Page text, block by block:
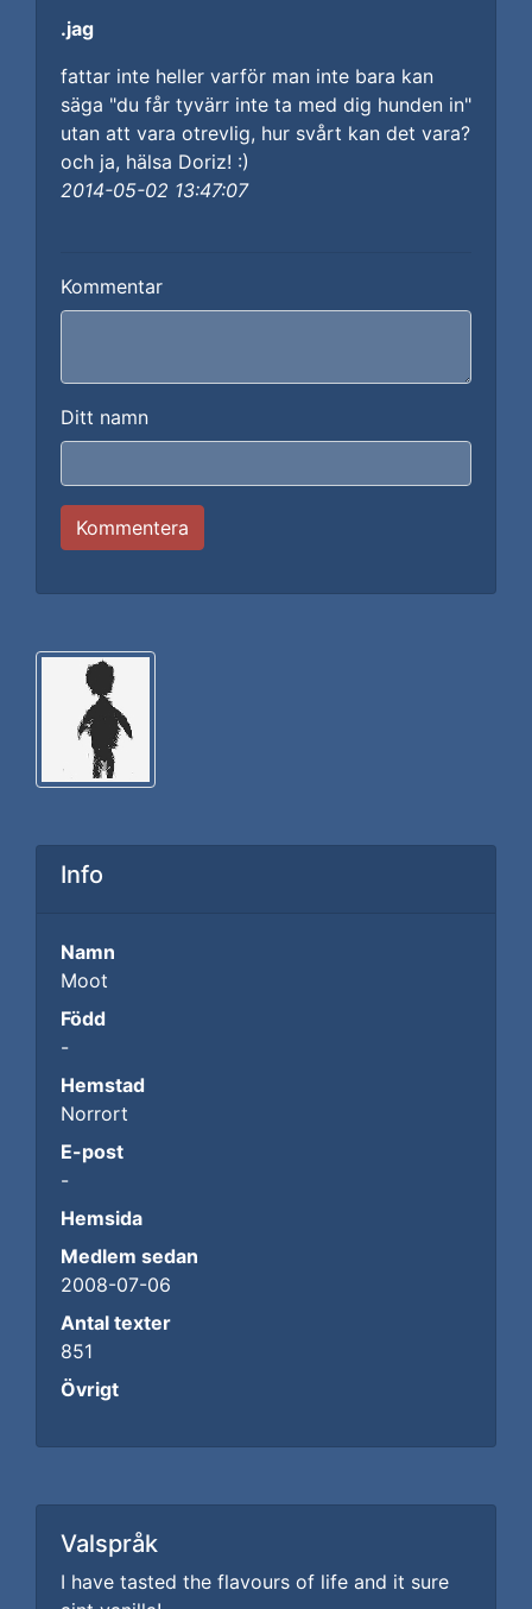
.jag
fattar inte heller varför man inte bara kan
säga "du får tyvärr inte ta med dig hunden in"
utan att vara otrevlig, hur svårt kan det vara?
och ja, hälsa Doriz! :)
2014-05-02 13:47:07
Kommentar
Ditt namn
Kommentera
Info
Namn
Moot
Född
-
Hemstad
Norrort
E-post
-
Hemsida
Medlem sedan
2008-07-06
Antal texter
851
Övrigt
Valspråk
I have tasted the flavours of life and it sure